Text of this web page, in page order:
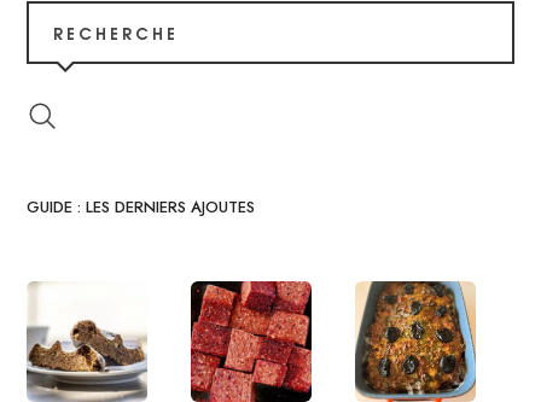
RECHERCHE
GUIDE : LES DERNIERS AJOUTES